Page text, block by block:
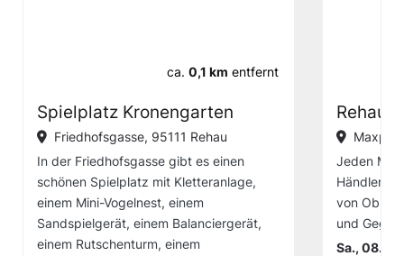
ca. 0,1 km entfernt
Spielplatz Kronengarten
Friedhofsgasse, 95111 Rehau
In der Friedhofsgasse gibt es einen
schönen Spielplatz mit Kletteranlage,
einem Mini-Vogelnest, einem
Sandspielgerät, einem Balanciergerät,
einem Rutschenturm, einem
Jeden
Händler
von Obst,
und
Sa.,